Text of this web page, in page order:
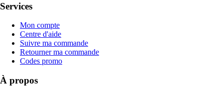
Services
Mon compte
Centre d'aide
Suivre ma commande
Retourner ma commande
Codes promo
À propos